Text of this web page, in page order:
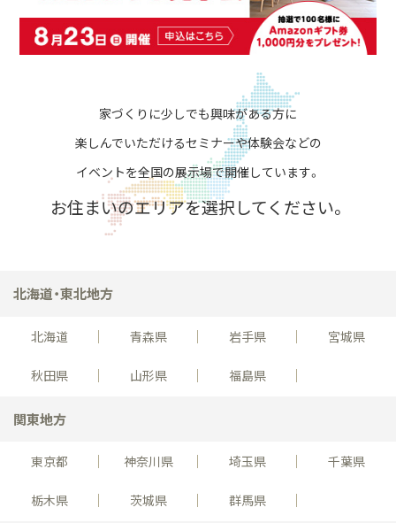
家づくりに少しでも興味がある方に
楽しんでいただけるセミナーや体験会などの
イベントを全国の展示場で開催しています。
お住まいのエリアを選択してください。
北海道・東北地方
北海道 青森県 岩手県 宮城県
秋田県 山形県 福島県
関東地方
東京都 神奈川県 埼玉県 千葉県
栃木県 茨城県 群馬県